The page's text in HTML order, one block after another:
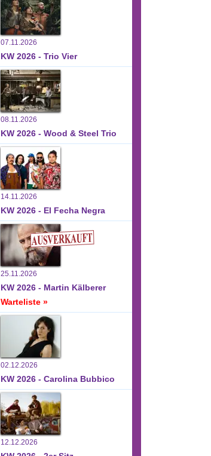
07.11.2026
KW 2026 - Trio Vier
08.11.2026
KW 2026 - Wood & Steel Trio
14.11.2026
KW 2026 - El Fecha Negra
25.11.2026
KW 2026 - Martin Kälberer
Warteliste »
02.12.2026
KW 2026 - Carolina Bubbico
12.12.2026